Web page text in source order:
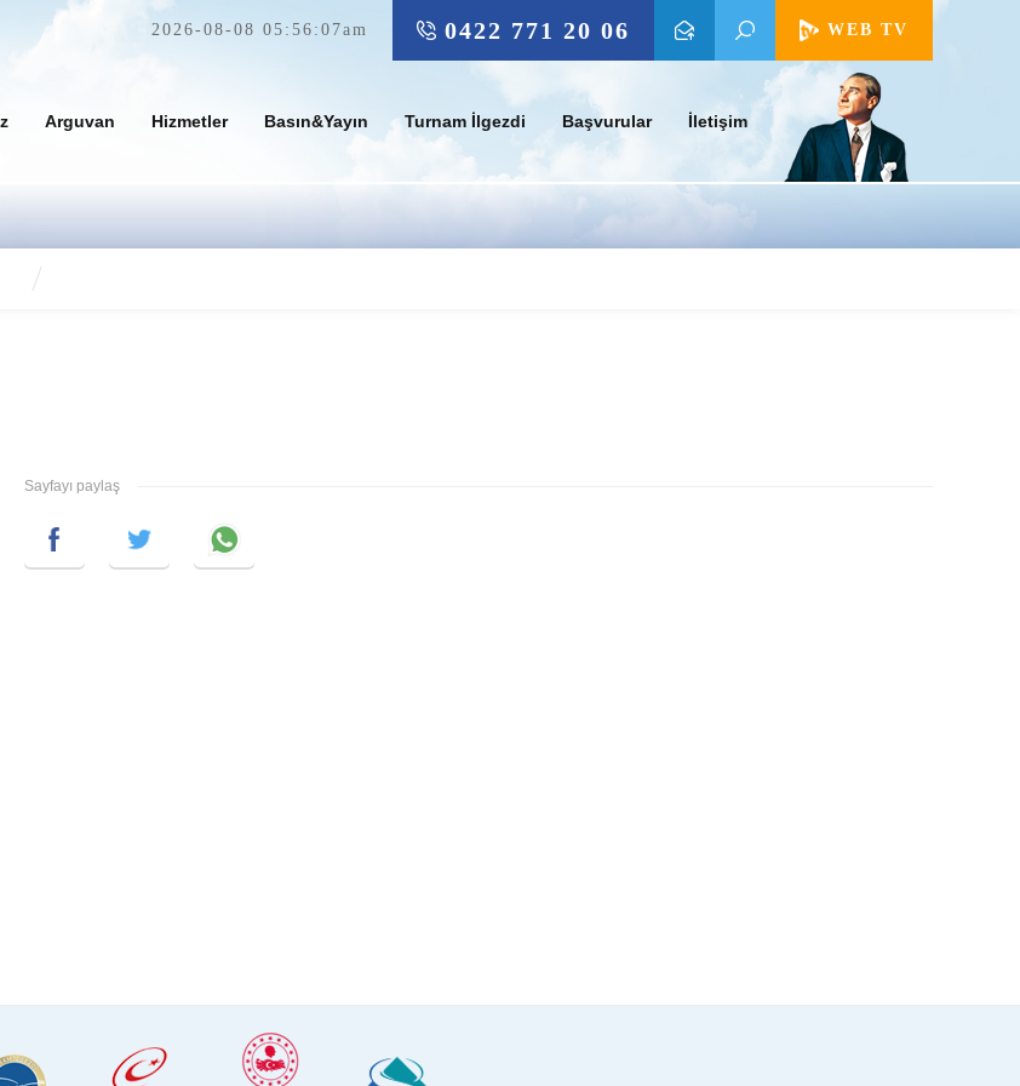
WEB TV
0422 771 20 06
2026-08-08 05:56:07am
Arguvan Hizmetler Basın&Yayın Turnam İlgezdi Başvurular İletişim
Sayfayı paylaş